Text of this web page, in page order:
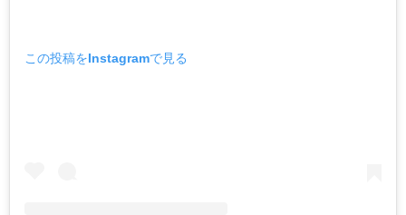
この投稿をInstagramで見る